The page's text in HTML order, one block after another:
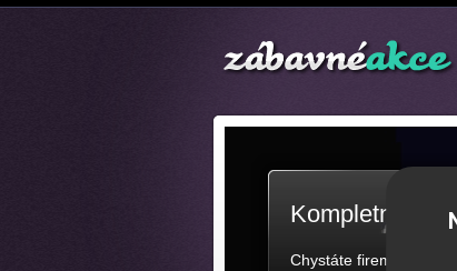
Kompletní
Chystáte firemní akci,